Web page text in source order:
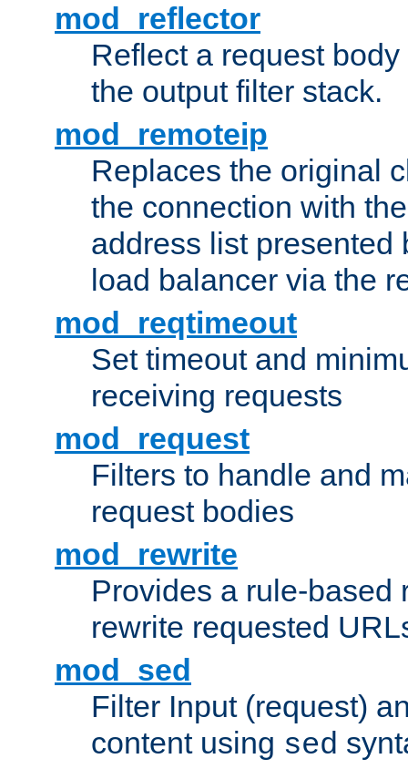
mod_reflector
Reflect a request
the output filter stack.
mod_remoteip
Replaces the original
the connection with
address list presented
load balancer via the
mod_reqtimeout
Set timeout and
receiving requests
mod_request
Filters to handle and
request bodies
mod_rewrite
Provides a rule-based
rewrite requested
mod_sed
Filter Input (request)
content using sed